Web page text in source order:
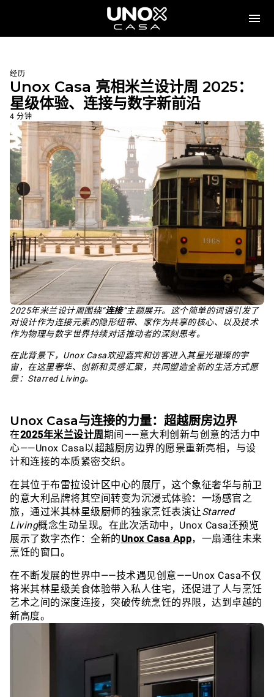
经历
Unox Casa 亮相米兰设计周 2025：
星级体验、连接与数字新前沿
4 分钟
2025年米兰设计周围绕“连接”主题展开。这个简单的词语引发了
对设计作为连接元素的隐形纽带、家作为共享的核心、以及技术
作为物理与数字世界持续对话推动者的深刻思考。
在此背景下，Unox Casa欢迎嘉宾和访客进入其星光璀璨的宇
宙，在这里奢华、创新和灵感汇聚，共同塑造全新的生活方式愿
景：Starred Living。
Unox Casa与连接的力量：超越厨房边界
在2025年米兰设计周 期间——意大利创新与创意的活力中
心——Unox Casa以超越厨房边界的愿景重新亮相，与设
计和连接的本质紧密交织。
在其位于布雷拉设计区中心的展厅，这个象征奢华与前卫
的意大利品牌将其空间转变为沉浸式体验：一场感官之
旅，通过米其林星级厨师的独家烹饪表演让Starred
Living概念生动呈现。在此次活动中，Unox Casa还预览
展示了数字杰作：全新的Unox Casa App，一扇通往未来
烹饪的窗口。
在不断发展的世界中——技术遇见创意——Unox Casa不仅
将米其林星级美食体验带入私人住宅，还促进了人与烹饪
艺术之间的深度连接，突破传统烹饪的界限，达到卓越的
新高度。